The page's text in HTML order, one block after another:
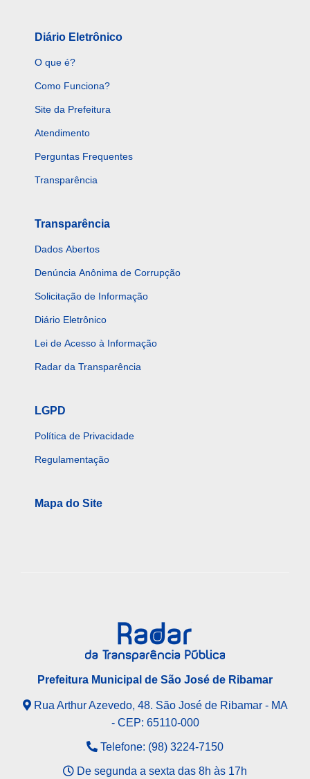
Diário Eletrônico
O que é?
Como Funciona?
Site da Prefeitura
Atendimento
Perguntas Frequentes
Transparência
Transparência
Dados Abertos
Denúncia Anônima de Corrupção
Solicitação de Informação
Diário Eletrônico
Lei de Acesso à Informação
Radar da Transparência
LGPD
Política de Privacidade
Regulamentação
Mapa do Site
Prefeitura Municipal de São José de Ribamar
Rua Arthur Azevedo, 48. São José de Ribamar - MA
- CEP: 65110-000
Telefone: (98) 3224-7150
De segunda a sexta das 8h às 17h